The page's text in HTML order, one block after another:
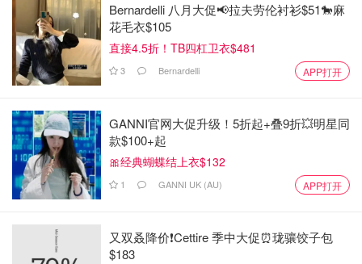
Bernardelli 八月大促📢拉夫劳伦衬衫$51🐎麻
花毛衣$105
直接4.5折！TB四杠卫衣$481
3 Bernardelli APP打开
GANNI官网大促升级！5折起+叠9折💥明星同
款$100+起
🎀经典蝴蝶结上衣$132
1 GANNI UK (AU) APP打开
又双叒降价❗️Cettire 季中大促⏰珑骧饺子包
$183